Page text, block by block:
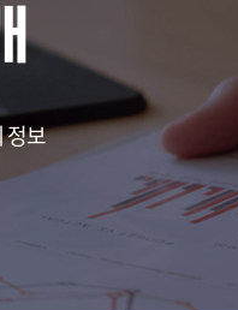
4차년도
5차년도
정보